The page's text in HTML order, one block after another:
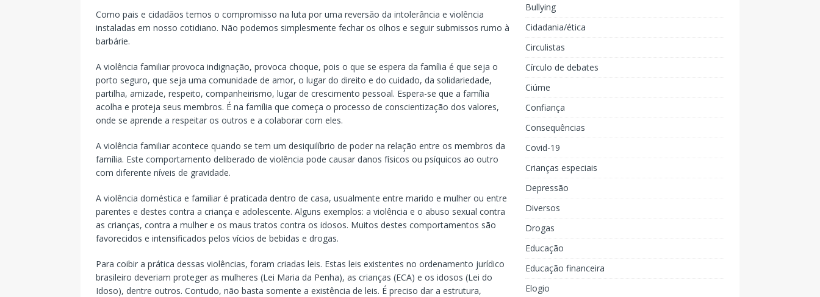
Como pais e cidadãos temos o compromisso na luta por uma reversão da intolerância e violência
instaladas em nosso cotidiano. Não podemos simplesmente fechar os olhos e seguir submissos rumo à
barbárie.
A violência familiar provoca indignação, provoca choque, pois o que se espera da família é que seja o
porto seguro, que seja uma comunidade de amor, o lugar do direito e do cuidado, da solidariedade,
partilha, amizade, respeito, companheirismo, lugar de crescimento pessoal. Espera-se que a família
acolha e proteja seus membros. É na família que começa o processo de conscientização dos valores,
onde se aprende a respeitar os outros e a colaborar com eles.
A violência familiar acontece quando se tem um desiquilíbrio de poder na relação entre os membros da
família. Este comportamento deliberado de violência pode causar danos físicos ou psíquicos ao outro
com diferente níveis de gravidade.
A violência doméstica e familiar é praticada dentro de casa, usualmente entre marido e mulher ou entre
parentes e destes contra a criança e adolescente. Alguns exemplos: a violência e o abuso sexual contra
as crianças, contra a mulher e os maus tratos contra os idosos. Muitos destes comportamentos são
favorecidos e intensificados pelos vícios de bebidas e drogas.
Para coibir a prática dessas violências, foram criadas leis. Estas leis existentes no ordenamento jurídico
brasileiro deveriam proteger as mulheres (Lei Maria da Penha), as crianças (ECA) e os idosos (Lei do
Idoso), dentre outros. Contudo, não basta somente a existência de leis. É preciso dar a estrutura,
Bullying
Cidadania/ética
Circulistas
Círculo de debates
Ciúme
Confiança
Consequências
Covid-19
Crianças especiais
Depressão
Diversos
Drogas
Educação
Educação financeira
Elogio